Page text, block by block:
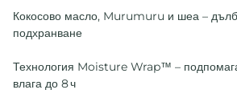
Кокосово масло, Murumuru и шеа –
подхранване
Технология Moisture Wrap™ –
влага до 8 ч